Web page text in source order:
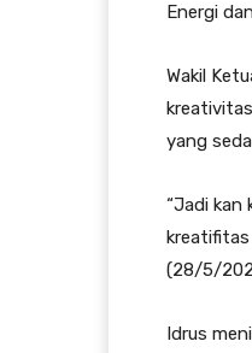
Energi
Wakil
yang
“Jadi kan
kreatifitas
(28/5/
Idrus